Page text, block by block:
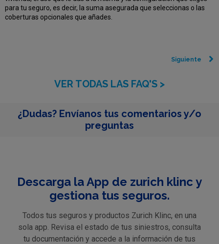
para tu seguro, es decir, la suma asegurada que seleccionas o las
coberturas opcionales que añades.
Siguiente
VER TODAS LAS FAQ'S >
¿Dudas? Envíanos tus comentarios y/o
preguntas
Descarga la App de zurich klinc y
gestiona tus seguros.
Todos tus seguros y productos Zurich Klinc, en una
sola app. Revisa el estado de tus siniestros, consulta
tu documentación y accede a la información de tus